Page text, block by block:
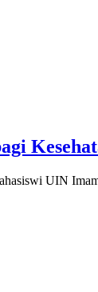
UIN